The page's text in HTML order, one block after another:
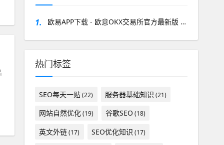
1. 欧易APP下载 - 欧意OKX交易所官方最新版 v6.179下载
热门标签
SEO每天一贴(22) 服务器基础知识 (21)
网站自然优化(19) 谷歌SEO (18)
英文外链(17) SEO优化知识 (17)